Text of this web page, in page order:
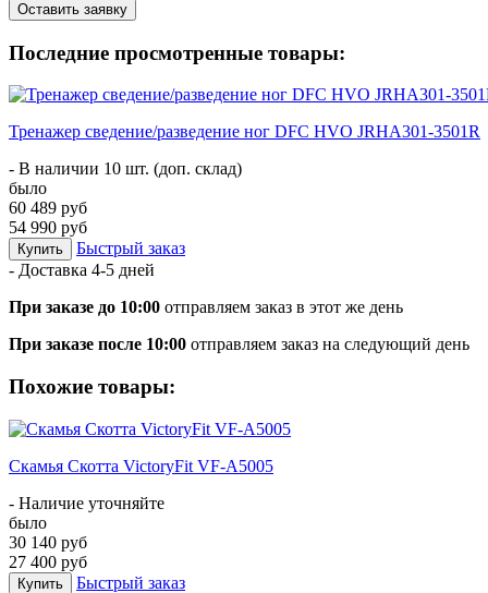
Оставить заявку
Последние просмотренные товары:
Тренажер сведение/разведение ног DFC HVO JRHA301-3501R
- В наличии 10 шт. (доп. склад)
было
60 489 руб
54 990 руб
Купить
Быстрый заказ
- Доставка 4-5 дней
При заказе до 10:00 отправляем заказ в этот же день
При заказе после 10:00 отправляем заказ на следующий день
Похожие товары:
Скамья Скотта VictoryFit VF-A5005
- Наличие уточняйте
было
30 140 руб
27 400 руб
Купить
Быстрый заказ